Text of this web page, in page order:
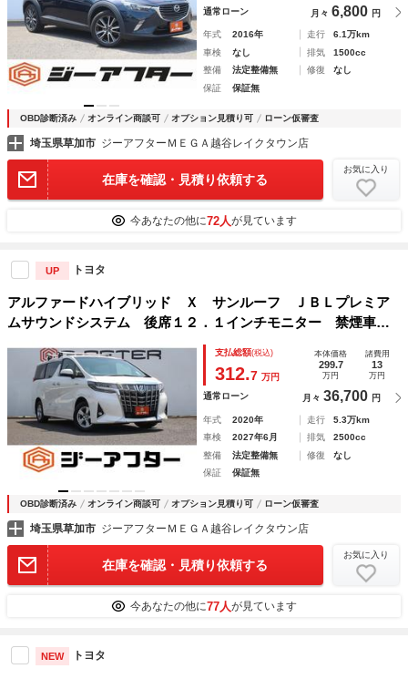
通常ローン 月々 6,800 円
年式 2016年 走行
6.1万km
車検
なし 排気
1500cc
整備
法定整備無 修復
なし
保証
保証無
OBD診断済み オンライン商談可 オプション見積り可 ローン仮審査
埼玉県草加市 ジーアフターＭＥＧＡ越谷レイクタウン店
在庫を確認・見積り依頼する
お気に入り
今あなたの他に72人が見ています
UP トヨタ
アルファードハイブリッド Ｘ サンルーフ ＪＢＬプレミア
ムサウンドシステム 後席１２．１インチモニター 禁煙車
純正１０．５インチナビ 全周囲カメラ フルセグＴＶ トヨ
タセーフティセンス アダプティブクルーズコントロール
支払総額(税込)
312.7 万円
本体価格
299.7
万円
諸費用
13
万円
通常ローン 月々 36,700 円
年式 2020年 走行
5.3万km
車検
2027年6月 排気
2500cc
整備
法定整備無 修復
なし
保証
保証無
OBD診断済み オンライン商談可 オプション見積り可 ローン仮審査
埼玉県草加市 ジーアフターＭＥＧＡ越谷レイクタウン店
在庫を確認・見積り依頼する
お気に入り
今あなたの他に77人が見ています
NEW トヨタ